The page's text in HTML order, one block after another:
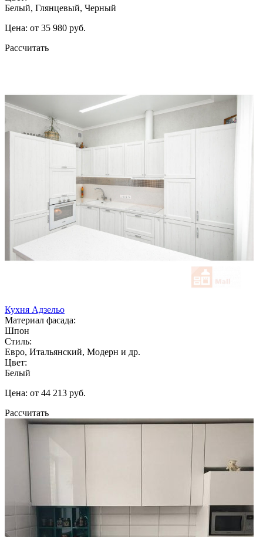
Белый, Глянцевый, Черный
Цена: от 35 980 руб.
Рассчитать
Кухня Адзельо
Материал фасада:
Шпон
Стиль:
Евро, Итальянский, Модерн и др.
Цвет:
Белый
Цена: от 44 213 руб.
Рассчитать